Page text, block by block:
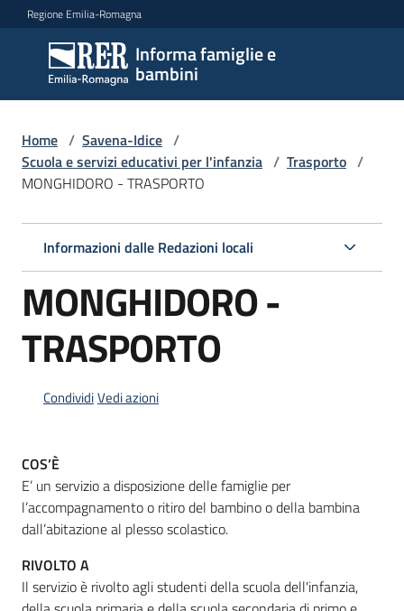
Vai al contenuto
Vai alla navigazione
Vai al footer
Regione Emilia-Romagna
Informa famiglie e
bambini
Informa
famiglie
e
bambini
Centri
famiglie
Informazioni
locali
Home / Savena-Idice /
Scuola e servizi educativi per l'infanzia / Trasporto /
MONGHIDORO - TRASPORTO
Informazioni dalle Redazioni locali
MONGHIDORO -
TRASPORTO
CondividiVedi azioni
COS’È
E’ un servizio a disposizione delle famiglie per
l’accompagnamento o ritiro del bambino o della bambina
dall’abitazione al plesso scolastico.
RIVOLTO A
Il servizio è rivolto agli studenti della scuola dell'infanzia,